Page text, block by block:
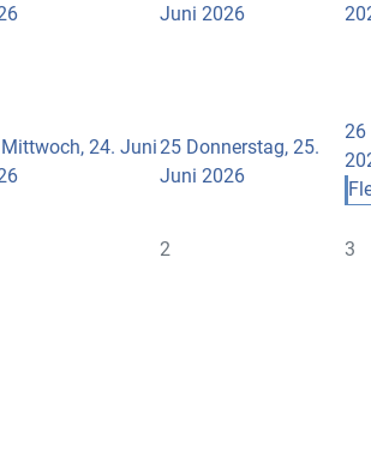
Juni 2026
Mittwoch, 24. Juni 25 Donnerstag, 25.
Juni 2026
26
2 3